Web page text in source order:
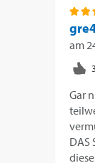
am
Gar
DAS